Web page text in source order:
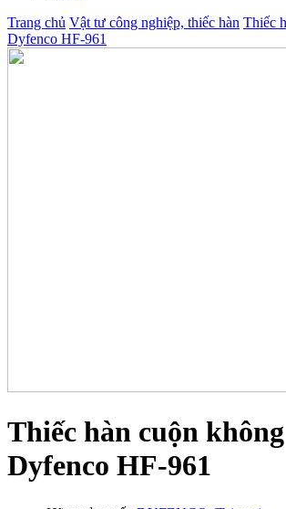
Trang chủ Vật tư công nghiệp, thiếc hàn Thiếc
Dyfenco HF-961
Thiếc hàn cuộn
Dyfenco HF-961